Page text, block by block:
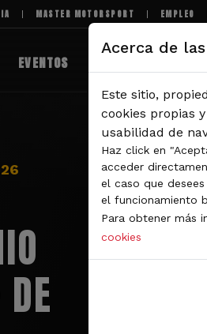
MASTER MOTORSPORT EMPLEO
EVENTOS
Acerca de
Este sitio,
cookies propias
usabilidad de
Haz click en
acceder
el caso que
el funcionamiento
Para obtener más
cookies